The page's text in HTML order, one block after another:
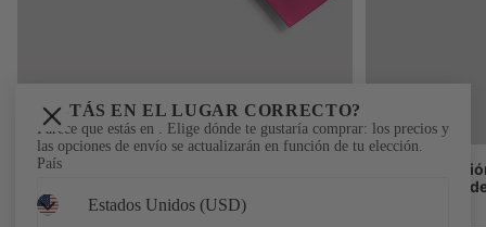
Novedades
(6)
Kit de lifting de pestañas - Pasos 1, 2 y 3 - 3
$64.00
Avísame
Kit de
y 3 - 3 sobres
¿ESTÁS EN EL LUGAR CORRECTO?
Parece que estás en
. Elige dónde te gustaría comprar: los precios y
las opciones de envío se actualizarán en función de tu elección.
País